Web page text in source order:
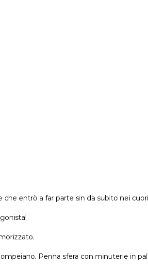
entrò a far parte sin da subito nei
Penna sfera con minuterie in